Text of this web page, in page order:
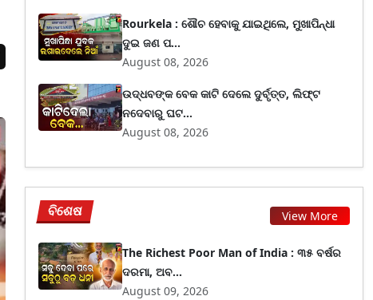
Rourkela : ଶୌଚ ହେବାକୁ ଯାଇଥିଲେ, ମୁଖାପିନ୍ଧା
ଦୁଇ ଜଣ ପ...
August 08, 2026
ଉଦ୍ଧବଙ୍କ ବେକ କାଟି ଦେଲେ ଦୁର୍ବୃତ୍ତ, ଲିଫ୍ଟ
ନଦେବାରୁ ଘଟ...
August 08, 2026
ବିଶେଷ View More
The Richest Poor Man of India : ୩୫ ବର୍ଷର
ଦରମା, ଅବ...
August 09, 2026